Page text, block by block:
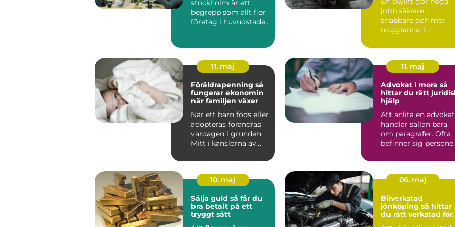
stockholm är ett
begrepp som allt fler
företag i huvudstaden
jobb säkrare,
snabbare och mer
noggranna. I
liftar dagligen av...
11. maj
Föräldrapenning så
fungerar ekonomin
när familjen växer
När ett barn föds eller
adopteras förändras
vardagen i grunden.
Mitt i känslorna av
11. maj
Advokat i mora så
hittar du rätt
hjälp
Att anlita en advokat
handlar sällan bara
om paragrafer. Ofta
befinner sig
10. maj
Sälja guld så får du
bra betalt på ett
tryggt sätt
06. maj
Bilverkstad
jönköping så hittar
du rätt verkstad för